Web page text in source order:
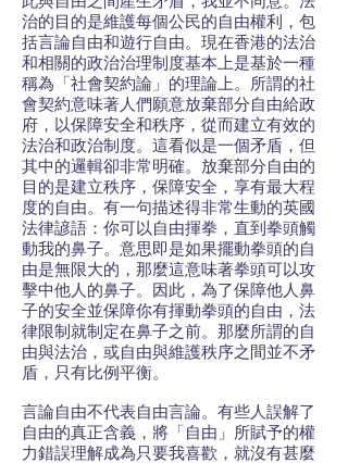
治的目的是維護每個公民的自由權利，包
括言論自由和遊行自由。現在香港的法治
和相關的政治治理制度基本上是基於一種
稱為「社會契約論」的理論上。所謂的社
會契約意味著人們願意放棄部分自由給政
府，以保障安全和秩序，從而建立有效的
法治和政治制度。這看似是一個矛盾，但
其中的邏輯卻非常明確。放棄部分自由的
目的是建立秩序，保障安全，享有最大程
度的自由。有一句描述得非常生動的英國
法律諺語：你可以自由揮拳，直到拳頭觸
動我的鼻子。意思即是如果擺動拳頭的自
由是無限大的，那麼這意味著拳頭可以攻
擊中他人的鼻子。因此，為了保障他人鼻
子的安全並保障你有揮動拳頭的自由，法
律限制就制定在鼻子之前。那麼所謂的自
由與法治，或自由與維護秩序之間並不矛
盾，只有比例平衡。
言論自由不代表自由言論。有些人誤解了
自由的真正含義，將「自由」所賦予的權
力錯誤理解成為只要我喜歡，就沒有甚麼